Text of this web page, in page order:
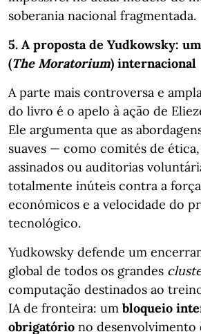
soberania nacional fragmentada.
5. A proposta de Yudkowsky:
(The Moratorium) internacional
A parte mais controversa e
do livro é o apelo à ação de
Ele argumenta que as
suaves — como comités de
assinados ou auditorias
totalmente inúteis contra a
económicos e a velocidade do
tecnológico.
Yudkowsky defende um
global de todos os grandes
computação destinados ao
IA de fronteira: um bloqueio
obrigatório no desenvolvimento